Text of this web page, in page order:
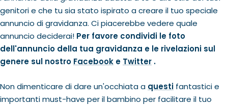
genitori e che tu sia stato ispirato a creare il tuo speciale
annuncio di gravidanza. Ci piacerebbe vedere quale
annuncio deciderai! Per favore condividi le foto
dell'annuncio della tua gravidanza e le rivelazioni sul
genere sul nostro Facebook e Twitter .
Non dimenticare di dare un'occhiata a questi fantastici e
importanti must-have per il bambino per facilitare il tuo